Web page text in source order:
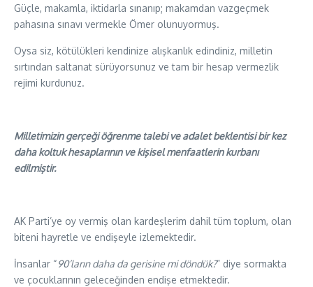
Güçle, makamla, iktidarla sınanıp; makamdan vazgeçmek
pahasına sınavı vermekle Ömer olunuyormuş.
Oysa siz, kötülükleri kendinize alışkanlık edindiniz, milletin
sırtından saltanat sürüyorsunuz ve tam bir hesap vermezlik
rejimi kurdunuz.
Milletimizin gerçeği öğrenme talebi ve adalet beklentisi bir kez
daha koltuk hesaplarının ve kişisel menfaatlerin kurbanı
edilmiştir.
AK Parti’ye oy vermiş olan kardeşlerim dahil tüm toplum, olan
biteni hayretle ve endişeyle izlemektedir.
İnsanlar “90’ların daha da gerisine mi döndük?” diye sormakta
ve çocuklarının geleceğinden endişe etmektedir.